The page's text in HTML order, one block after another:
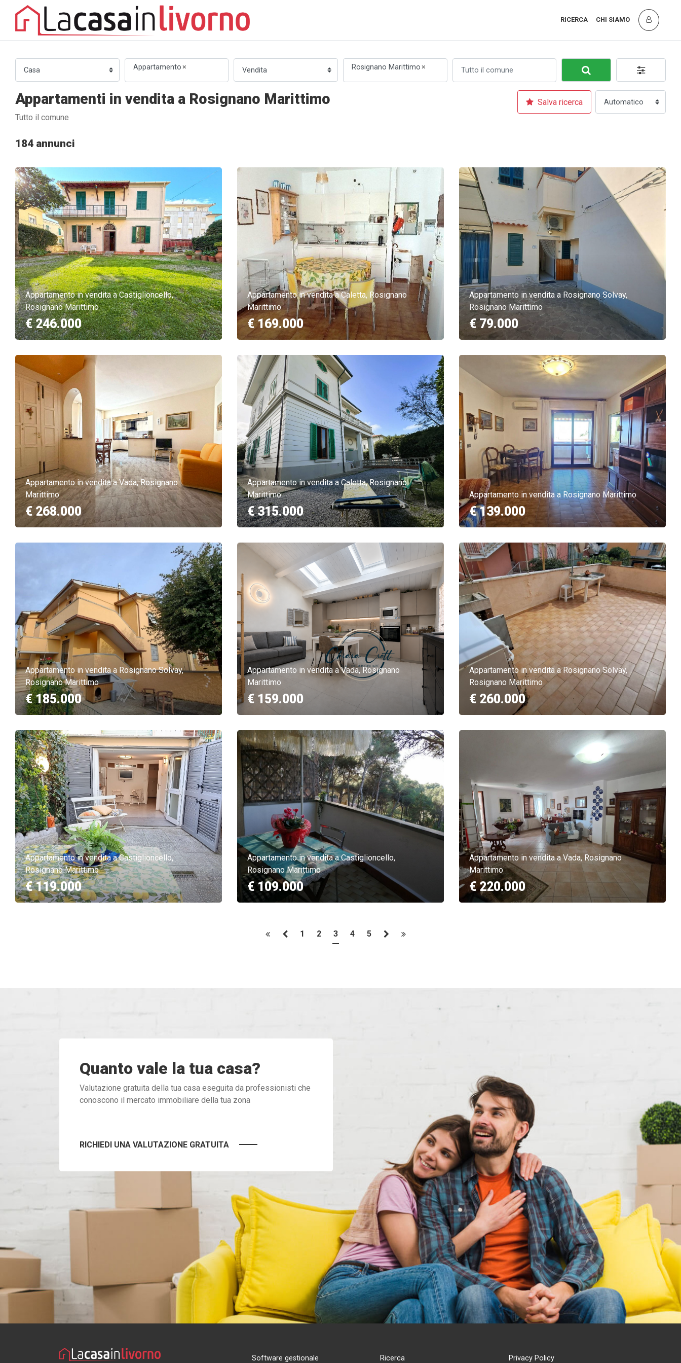
RICERCA CHI SIAMO
Appartamento× Rosignano Marittimo×
Appartamenti in vendita a Rosignano Marittimo
Tutto il comune
184 annunci
Salva ricerca
Appartamento in vendita a Castiglioncello,
Rosignano Marittimo
€ 246.000
Appartamento in vendita a Caletta, Rosignano
Marittimo
€ 169.000
Appartamento in vendita a Rosignano Solvay,
Rosignano Marittimo
€ 79.000
Appartamento in vendita a Vada, Rosignano
Marittimo
€ 268.000
Appartamento in vendita a Caletta, Rosignano
Marittimo
€ 315.000
Appartamento in vendita a Rosignano Marittimo
€ 139.000
Appartamento in vendita a Rosignano Solvay,
Rosignano Marittimo
€ 185.000
Appartamento in vendita a Vada, Rosignano
Marittimo
€ 159.000
Appartamento in vendita a Rosignano Solvay,
Rosignano Marittimo
€ 260.000
Appartamento in vendita a Castiglioncello,
Rosignano Marittimo
€ 119.000
Appartamento in vendita a Castiglioncello,
Rosignano Marittimo
€ 109.000
Appartamento in vendita a Vada, Rosignano
Marittimo
€ 220.000
1 2 3 4 5
Quanto vale la tua casa?
Valutazione gratuita della tua casa eseguita da professionisti che
conoscono il mercato immobiliare della tua zona
RICHIEDI UNA VALUTAZIONE GRATUITA
Software gestionale Ricerca Privacy Policy